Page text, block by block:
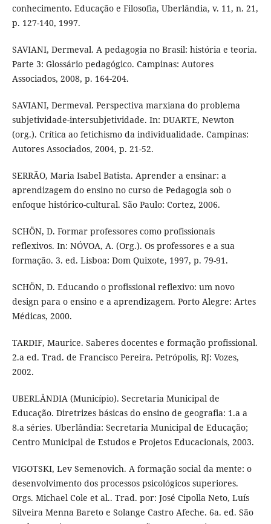
conhecimento. Educação e Filosofia, Uberlândia, v. 11, n. 21,
p. 127-140, 1997.
SAVIANI, Dermeval. A pedagogia no Brasil: história e teoria.
Parte 3: Glossário pedagógico. Campinas: Autores
Associados, 2008, p. 164-204.
SAVIANI, Dermeval. Perspectiva marxiana do problema
subjetividade-intersubjetividade. In: DUARTE, Newton
(org.). Crítica ao fetichismo da individualidade. Campinas:
Autores Associados, 2004, p. 21-52.
SERRÃO, Maria Isabel Batista. Aprender a ensinar: a
aprendizagem do ensino no curso de Pedagogia sob o
enfoque histórico-cultural. São Paulo: Cortez, 2006.
SCHÖN, D. Formar professores como profissionais
reflexivos. In: NÓVOA, A. (Org.). Os professores e a sua
formação. 3. ed. Lisboa: Dom Quixote, 1997, p. 79-91.
SCHÖN, D. Educando o profissional reflexivo: um novo
design para o ensino e a aprendizagem. Porto Alegre: Artes
Médicas, 2000.
TARDIF, Maurice. Saberes docentes e formação profissional.
2.a ed. Trad. de Francisco Pereira. Petrópolis, RJ: Vozes,
2002.
UBERLÂNDIA (Município). Secretaria Municipal de
Educação. Diretrizes básicas do ensino de geografia: 1.a a
8.a séries. Uberlândia: Secretaria Municipal de Educação;
Centro Municipal de Estudos e Projetos Educacionais, 2003.
VIGOTSKI, Lev Semenovich. A formação social da mente: o
desenvolvimento dos processos psicológicos superiores.
Orgs. Michael Cole et al.. Trad. por: José Cipolla Neto, Luís
Silveira Menna Bareto e Solange Castro Afeche. 6a. ed. São